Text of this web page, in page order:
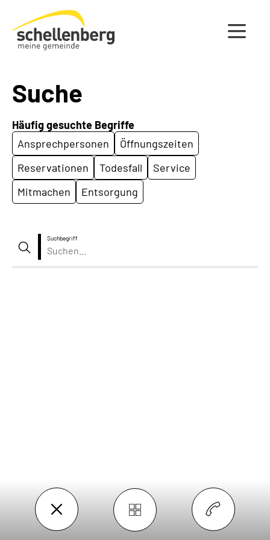
Gemeinde Schellenberg Startseite
Suche
Häufig gesuchte Begriffe
Ansprechpersonen
Öffnungszeiten
Reservationen
Todesfall
Service
Mitmachen
Entsorgung
Suchbegriff